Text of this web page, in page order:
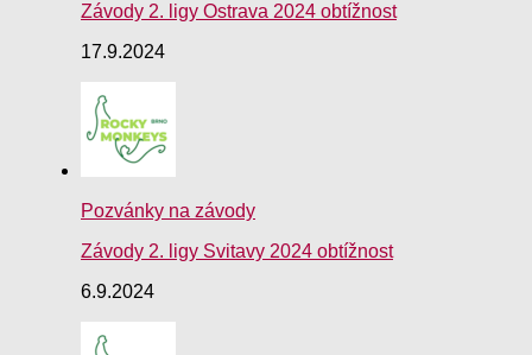
Závody 2. ligy Ostrava 2024 obtížnost
17.9.2024
Pozvánky na závody
Závody 2. ligy Svitavy 2024 obtížnost
6.9.2024